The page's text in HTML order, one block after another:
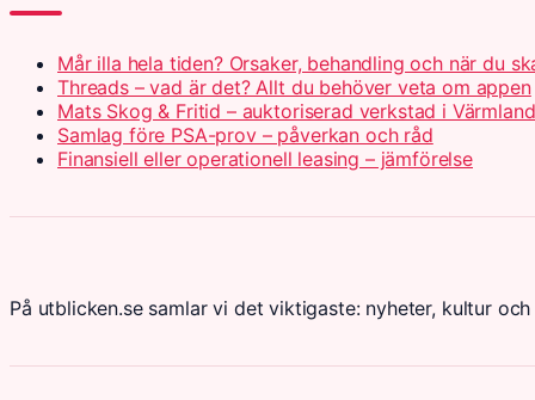
Mår illa hela tiden? Orsaker, behandling och när du
Threads – vad är det? Allt du behöver veta om appen
Mats Skog & Fritid – auktoriserad verkstad i Värmland
Samlag före PSA-prov – påverkan och råd
Finansiell eller operationell leasing – jämförelse
På utblicken.se samlar vi det viktigaste: nyheter, kultur